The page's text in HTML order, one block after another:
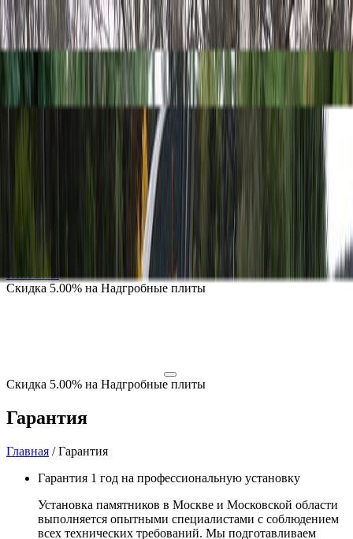
Каталог
+7 (926) 211 90 79
Гарантия
Контакты
Скидка 5.00% на Надгробные плиты
Скидка 5.00% на Надгробные плиты
Гарантия
Главная /Гарантия
Гарантия 1 год на профессиональную установку
Установка памятников в Москве и Московской области
выполняется опытными специалистами с соблюдением
всех технических требований. Мы подготавливаем